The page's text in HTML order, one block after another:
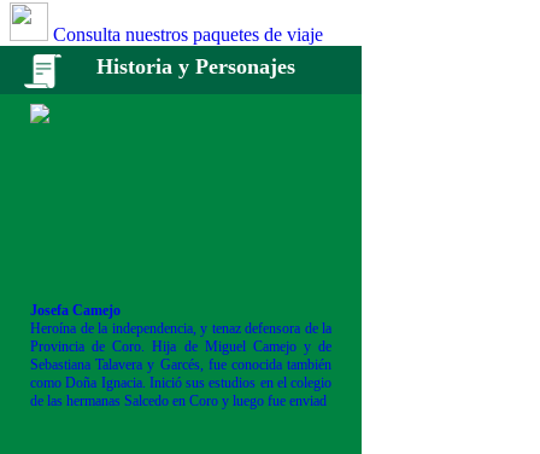
Consulta nuestros paquetes de viaje
Historia y Personajes
Josefa Camejo
Heroína de la independencia, y tenaz defensora de la
Provincia de Coro. Hija de Miguel Camejo y de
Sebastiana Talavera y Garcés, fue conocida también
como Doña Ignacia. Inició sus estudios en el colegio
de las hermanas Salcedo en Coro y luego fue enviad